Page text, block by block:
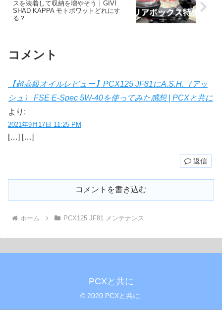
スを装着して収納を増やそう｜GIVI
SHAD KAPPA モトボワットどれにす
る？
コメント
【超高級オイルレビュー】PCX125 JF81にA.S.H.（アッ
シュ） FSE E-Spec 5W-40を使ってみた感想 | PCXと共に
より:
2021年9月17日 11:25 PM
[…] […]
返信
コメントを書き込む
ホーム PCX125 JF81 メンテナンス
PCXと共に
© 2020 PCXと共に.